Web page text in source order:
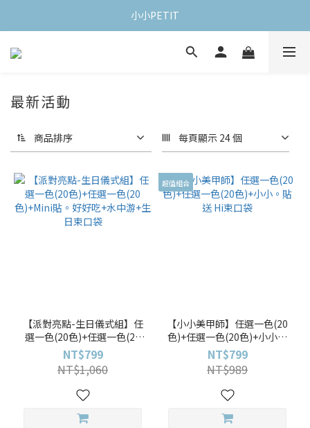
小小PETIT
最新活動
商品排序 每頁顯示 24 個
【派對亮點-生日儀式組】任
選一色(20色)+任選一色(20
色)+Mini貼。好好吃+水中游
+生日束口袋
NT$799
NT$1,060
超值組合
【小小美甲師】任選一色(20
色)+任選一色(20色)+小小。
貼 送 Hi束口袋
NT$799
NT$989